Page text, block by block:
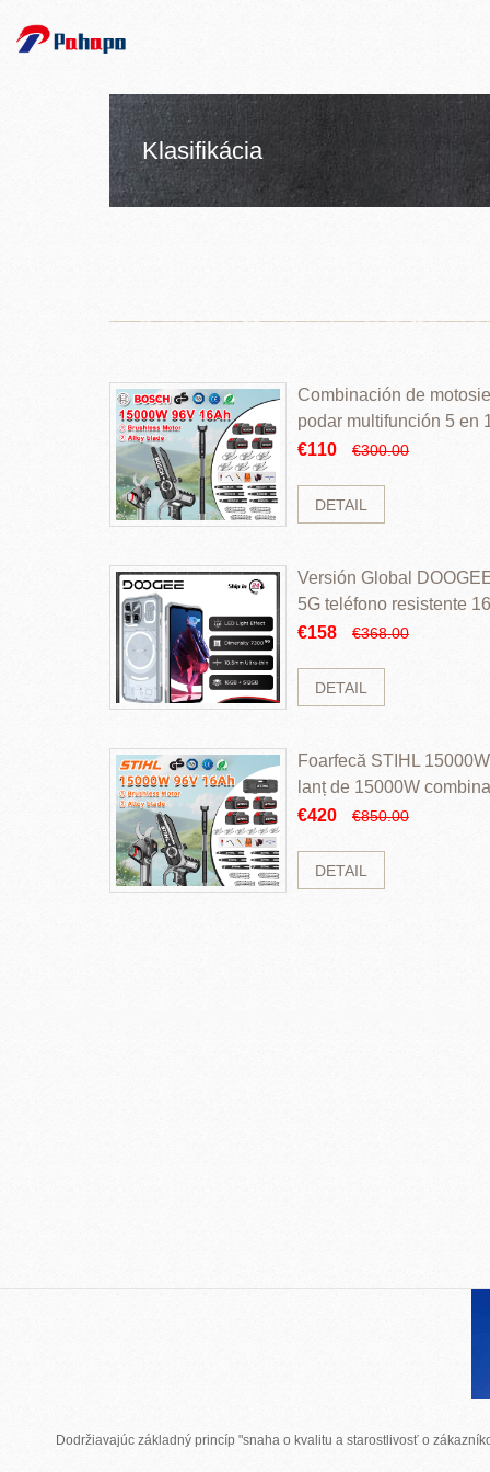
Klasifikácia
Combinación de
podar multifunción 5 en
€110
€300.00
DETAIL
Versión Global
5G teléfono resistente
ROM Mediatek
€158 €368.00
DETAIL
Foarfecă STIHL
lanț de 15000W
perii și baterie cu li
€420 €850.00
DETAIL
Dodržiavajúc základný princíp "snaha o kvalitu a starostlivosť o